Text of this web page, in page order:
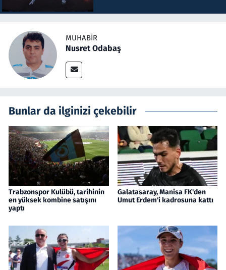
MUHABIR
Nusret Odabaş
Bunlar da ilginizi çekebilir
Trabzonspor Kulübü, tarihinin
en yüksek kombine satışını
yaptı
Galatasaray, Manisa FK'den
Umut Erdem'i kadrosuna kattı